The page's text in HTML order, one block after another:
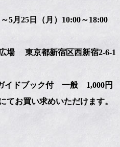
5月25日（月）10:00～18:00
東京都新宿区西新宿2-6-1
ドブック付 一般 1,000円
買い求めいただけます。